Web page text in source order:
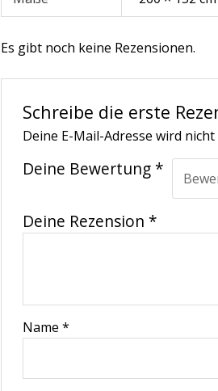
Es gibt noch keine Rezensionen.
Schreibe die erste
Deine E-Mail-Adresse wird
Deine Bewertung *
Deine Rezension *
Name*